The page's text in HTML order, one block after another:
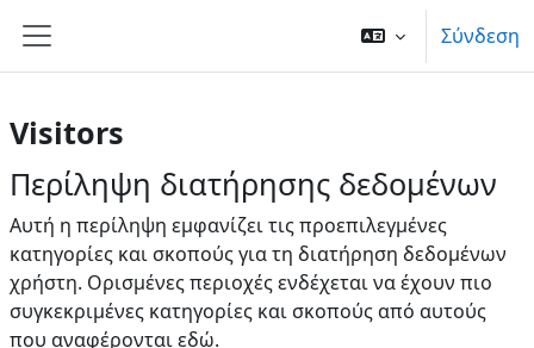
Πλευρικός πίνακας
Σύνδεση
Visitors
Περίληψη διατήρησης δεδομένων
Αυτή η περίληψη εμφανίζει τις προεπιλεγμένες
κατηγορίες και σκοπούς για τη διατήρηση δεδομένων
χρήστη. Ορισμένες περιοχές ενδέχεται να έχουν πιο
συγκεκριμένες κατηγορίες και σκοπούς από αυτούς
που αναφέρονται εδώ.